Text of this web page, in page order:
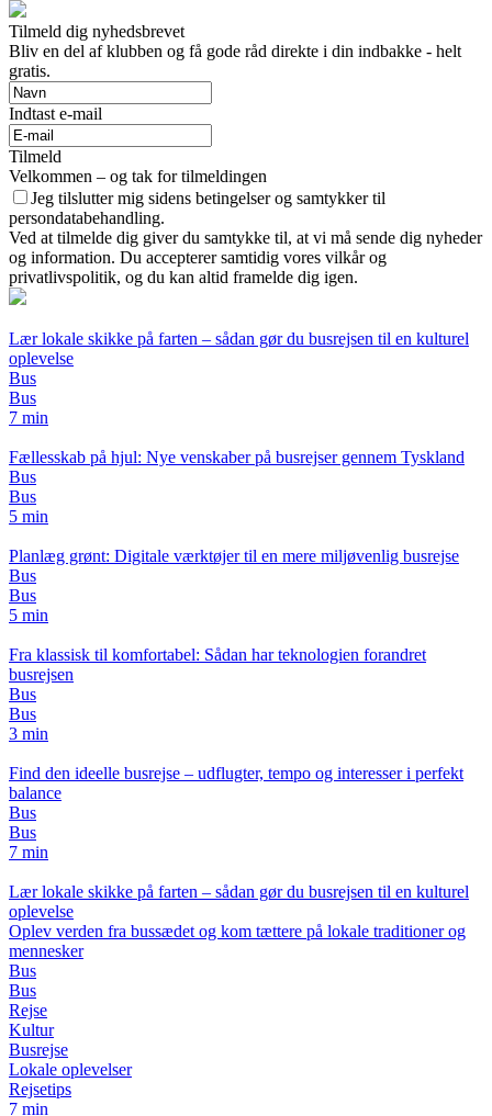
Tilmeld dig nyhedsbrevet
Bliv en del af klubben og få gode råd direkte i din indbakke - helt
gratis.
Indtast e-mail
Tilmeld
Velkommen – og tak for tilmeldingen
Jeg tilslutter mig sidens betingelser og samtykker til
persondatabehandling.
Ved at tilmelde dig giver du samtykke til, at vi må sende dig nyheder
og information. Du accepterer samtidig vores vilkår og
privatlivspolitik, og du kan altid framelde dig igen.
Lær lokale skikke på farten – sådan gør du busrejsen til en kulturel
oplevelse
Bus
Bus
7 min
Fællesskab på hjul: Nye venskaber på busrejser gennem Tyskland
Bus
Bus
5 min
Planlæg grønt: Digitale værktøjer til en mere miljøvenlig busrejse
Bus
Bus
5 min
Fra klassisk til komfortabel: Sådan har teknologien forandret
busrejsen
Bus
Bus
3 min
Find den ideelle busrejse – udflugter, tempo og interesser i perfekt
balance
Bus
Bus
7 min
Lær lokale skikke på farten – sådan gør du busrejsen til en kulturel
oplevelse
Oplev verden fra bussædet og kom tættere på lokale traditioner og
mennesker
Bus
Bus
Rejse
Kultur
Busrejse
Lokale oplevelser
Rejsetips
7 min